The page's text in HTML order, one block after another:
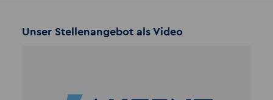
Unser Stellenangebot als Video